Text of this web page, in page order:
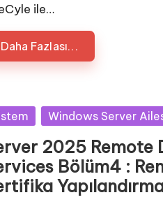
ile…
Daha Fazlası...
Windows Server
2025 Remote
Bölüm4 :